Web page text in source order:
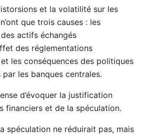
et la volatilité sur les
que trois causes : les
actifs échangés
des réglementations
les conséquences des politiques
les banques centrales.
d’évoquer la justification
financiers et de la spéculation.
spéculation ne réduirait pas, mais